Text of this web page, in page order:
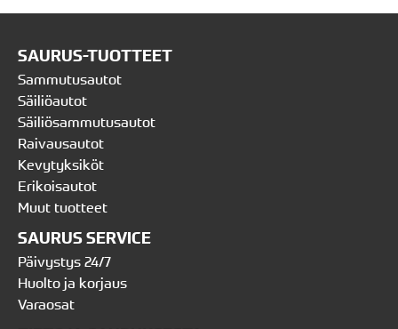
SAURUS-TUOTTEET
Sammutusautot
Säiliöautot
Säiliösammutusautot
Raivausautot
Kevytyksiköt
Erikoisautot
Muut tuotteet
SAURUS SERVICE
Päivystys 24/7
Huolto ja korjaus
Varaosat